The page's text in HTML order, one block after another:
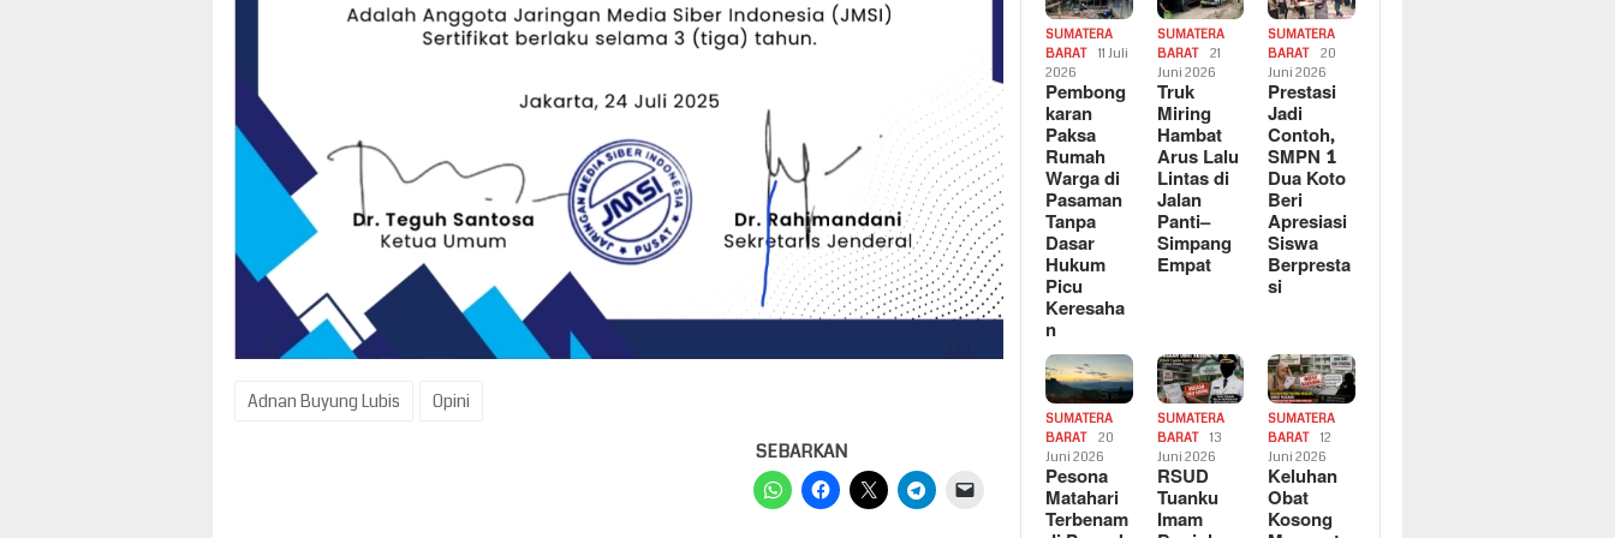
Adnan Buyung Lubis Opini
SEBARKAN
SUMATERA
BARAT
11 Juli
2026
Pembong
karan
Paksa
Rumah
Warga di
Pasaman
Tanpa
Dasar
Hukum
Picu
Keresaha
n
SUMATERA
BARAT
21
Juni 2026
Truk
Miring
Hambat
Arus Lalu
Lintas di
Jalan
Panti–
Simpang
Empat
SUMATERA
BARAT
20
Juni 2026
Prestasi
Jadi
Contoh,
SMPN 1
Dua Koto
Beri
Apresiasi
Siswa
Berpresta
si
SUMATERA
BARAT
20
Juni 2026
Pesona
Matahari
Terbenam
SUMATERA
BARAT
13
Juni 2026
RSUD
Tuanku
Imam
SUMATERA
BARAT
12
Juni 2026
Keluhan
Obat
Kosong